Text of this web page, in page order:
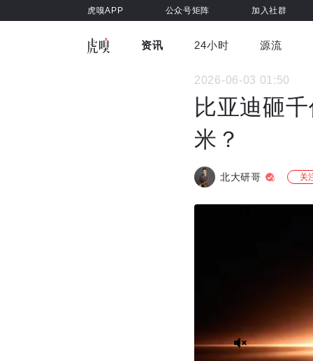
虎嗅APP 公众号矩阵 加入社群
资讯
车与出行
健康
24小时 源流
虎嗅
2026-06-03 01:50
比亚迪砸
米？
北大研哥 关